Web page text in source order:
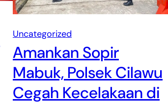
Uncategorized
Amankan Sopir
Mabuk, Polsek Cilawu
Cegah Kecelakaan di